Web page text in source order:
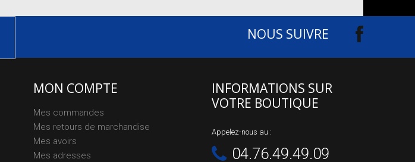
NOUS SUIVRE
MON COMPTE
Mes commandes
Mes retours de marchandise
Mes avoirs
Mes adresses
INFORMATIONS SUR
VOTRE BOUTIQUE
Appelez-nous au :
04.76.49.49.09